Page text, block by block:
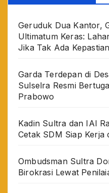
Geruduk Dua Kantor,
Ultimatum Keras:
Jika Tak Ada
Garda Terdepan di
Sulselra Resmi
Prabowo
Kadin Sultra dan IAI
Cetak SDM Siap
Ombudsman Sultra
Birokrasi Lewat